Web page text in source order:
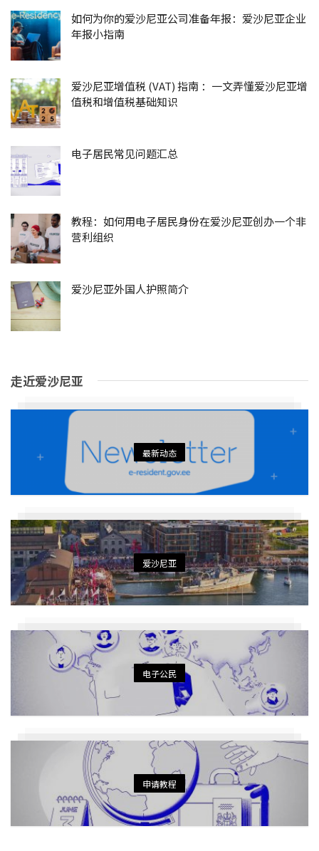
如何为你的爱沙尼亚公司准备年报：爱沙尼亚企业
年报小指南
爱沙尼亚增值税 (VAT) 指南 ：一文弄懂爱沙尼亚增
值税和增值税基础知识
电子居民常见问题汇总
教程：如何用电子居民身份在爱沙尼亚创办一个非
营利组织
爱沙尼亚外国人护照简介
走近爱沙尼亚
最新动态
爱沙尼亚
电子公民
申请教程